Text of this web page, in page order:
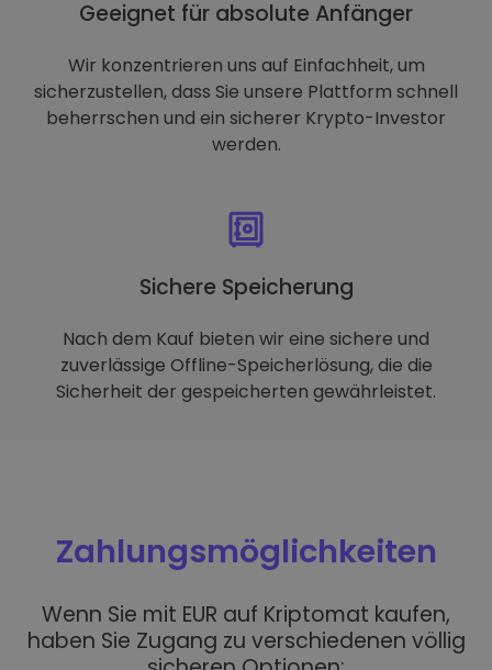
Geeignet für absolute Anfänger
Wir konzentrieren uns auf Einfachheit, um
sicherzustellen, dass Sie unsere Plattform schnell
beherrschen und ein sicherer Krypto-Investor
werden.
Sichere Speicherung
Nach dem Kauf bieten wir eine sichere und
zuverlässige Offline-Speicherlösung, die die
Sicherheit der gespeicherten gewährleistet.
Zahlungsmöglichkeiten
Wenn Sie mit EUR auf Kriptomat kaufen,
haben Sie Zugang zu verschiedenen völlig